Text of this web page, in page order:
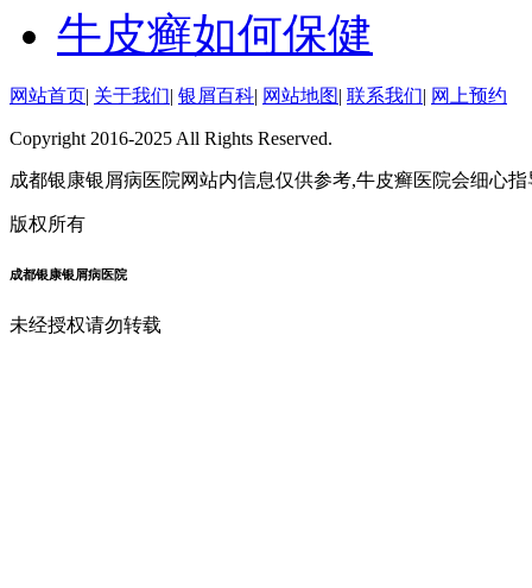
牛皮癣如何保健
网站首页| 关于我们| 银屑百科| 网站地图| 联系我们| 网上预约
Copyright 2016-2025 All Rights Reserved.
成都银康银屑病医院网站内信息仅供参考,牛皮癣医院会细心
版权所有
成都银康银屑病医院
未经授权请勿转载